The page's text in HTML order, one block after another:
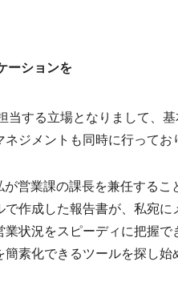
ーションを
当する立場となりまして、
ジメントも同時に行ってお
営業課の課長を兼任する
作成した報告書が、私宛
状況をスピーディに把握
素化できるツールを探し始